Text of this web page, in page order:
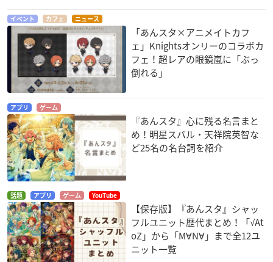
イベント カフェ ニュース
「あんスタ×アニメイトカフ
ェ」Knightsオンリーのコラボカ
フェ！超レアの眼鏡嵐に「ぶっ
倒れる」
アプリ ゲーム
『あんスタ』心に残る名言まと
め！明星スバル・天祥院英智な
ど25名の名台詞を紹介
話題 アプリ ゲーム YouTube
【保存版】『あんスタ』シャッ
フルユニット歴代まとめ！「√At
oZ」から「M∀N∀」まで全12ユ
ニット一覧